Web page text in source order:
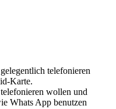
telefonieren
Karte.
wollen und
Whats App benutzen